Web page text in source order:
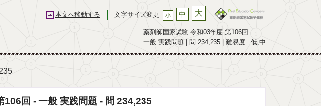
本文へ移動する 文字サイズ変更 小 中 大
薬剤師国家試験 令和03年度 第106回
一般 実践問題 | 問 234,235 | 難易度 : 低,中
106回 - 一般 実践問題 - 問 234,235